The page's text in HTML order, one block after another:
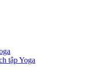
tập Yoga